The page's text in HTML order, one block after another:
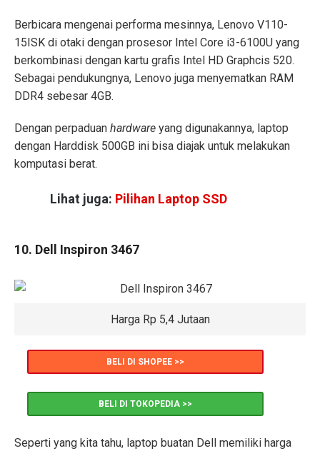
Berbicara mengenai performa mesinnya, Lenovo V110-
15ISK di otaki dengan prosesor Intel Core i3-6100U yang
berkombinasi dengan kartu grafis Intel HD Graphcis 520.
Sebagai pendukungnya, Lenovo juga menyematkan RAM
DDR4 sebesar 4GB.
Dengan perpaduan hardware yang digunakannya, laptop
dengan Harddisk 500GB ini bisa diajak untuk melakukan
komputasi berat.
Lihat juga: Pilihan Laptop SSD
10. Dell Inspiron 3467
Harga Rp 5,4 Jutaan
BELI DI SHOPEE >>
BELI DI TOKOPEDIA >>
Seperti yang kita tahu, laptop buatan Dell memiliki harga